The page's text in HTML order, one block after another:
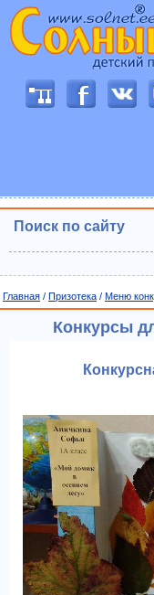
Поиск по сайту
Главная / Призотека / Меню
Конкурсы